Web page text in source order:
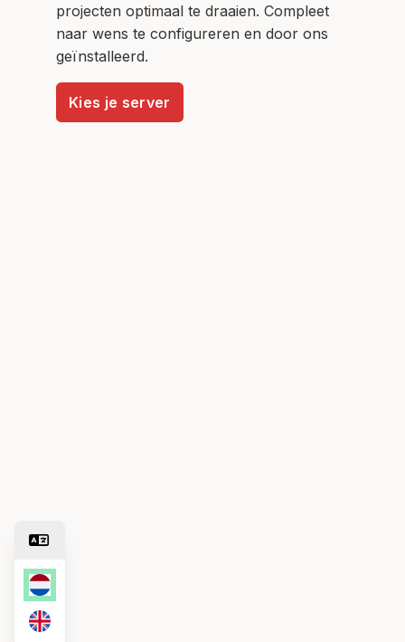
projecten optimaal te draaien. Compleet
naar wens te configureren en door ons
geïnstalleerd.
Kies je server